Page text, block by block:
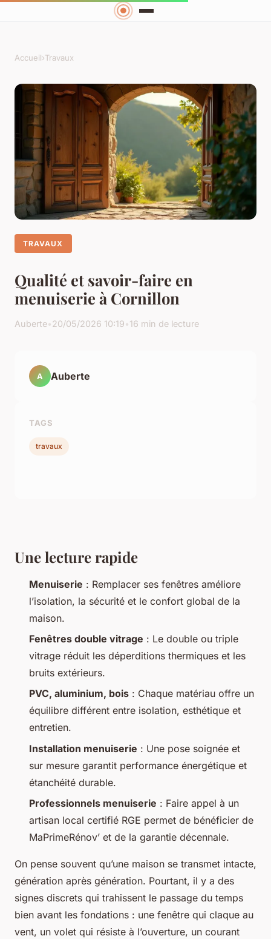
Accueil›Travaux
TRAVAUX
Qualité et savoir-faire en
menuiserie à Cornillon
Auberte•20/05/2026 10:19•16 min de lecture
Une lecture rapide
Menuiserie : Remplacer ses fenêtres améliore
l’isolation, la sécurité et le confort global de la
maison.
Fenêtres double vitrage : Le double ou triple
vitrage réduit les déperditions thermiques et les
bruits extérieurs.
PVC, aluminium, bois : Chaque matériau offre un
équilibre différent entre isolation, esthétique et
entretien.
Installation menuiserie : Une pose soignée et
sur mesure garantit performance énergétique et
étanchéité durable.
Professionnels menuiserie : Faire appel à un
artisan local certifié RGE permet de bénéficier de
MaPrimeRénov’ et de la garantie décennale.
On pense souvent qu’une maison se transmet intacte,
génération après génération. Pourtant, il y a des
signes discrets qui trahissent le passage du temps
bien avant les fondations : une fenêtre qui claque au
vent, un volet qui résiste à l’ouverture, un courant
A Auberte
TAGS
travaux